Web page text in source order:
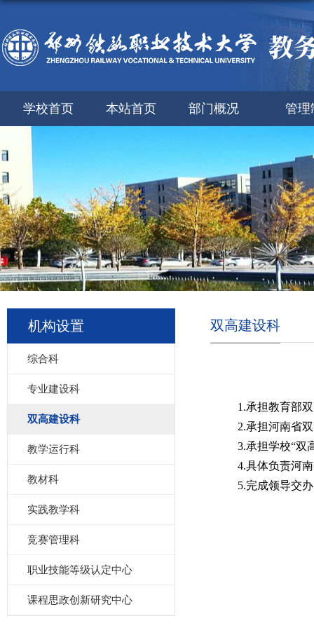
学校首页 本站首页 部门概况 管理
机构设置
综合科
专业建设科
双高建设科
教学运行科
教材科
实践教学科
竞赛管理科
职业技能等级认定中心
课程思政创新研究中心
双高建设科
1.承担教育部
2.承担河南省
3.承担学校“双
4.具体负责河
5.完成领导交